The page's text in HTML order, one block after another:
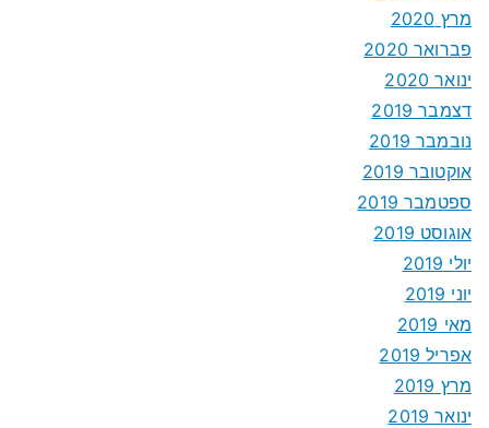
מרץ 2020
פברואר 2020
ינואר 2020
דצמבר 2019
נובמבר 2019
אוקטובר 2019
ספטמבר 2019
אוגוסט 2019
יולי 2019
יוני 2019
מאי 2019
אפריל 2019
מרץ 2019
ינואר 2019